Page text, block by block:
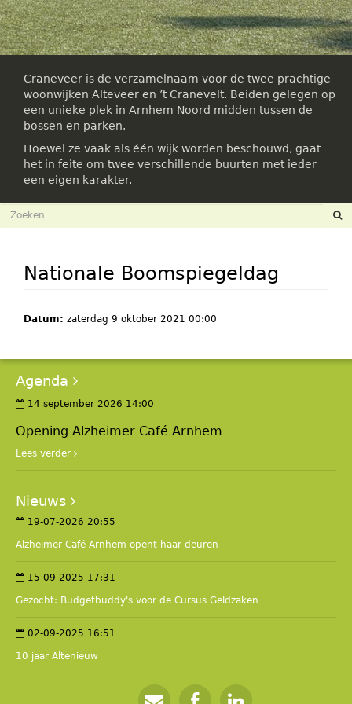
Craneveer is de verzamelnaam voor de twee prachtige
woonwijken Alteveer en ’t Cranevelt. Beiden gelegen op
een unieke plek in Arnhem Noord midden tussen de
bossen en parken.
Hoewel ze vaak als één wijk worden beschouwd, gaat
het in feite om twee verschillende buurten met ieder
een eigen karakter.
Zoekveld
Nationale Boomspiegeldag
Datum: zaterdag 9 oktober 2021 00:00
Agenda
14 september 2026 14:00
Opening Alzheimer Café Arnhem
Lees verder
Nieuws
19-07-2026 20:55
Alzheimer Café Arnhem opent haar deuren
15-09-2025 17:31
Gezocht: Budgetbuddy's voor de Cursus Geldzaken
02-09-2025 16:51
10 jaar Altenieuw